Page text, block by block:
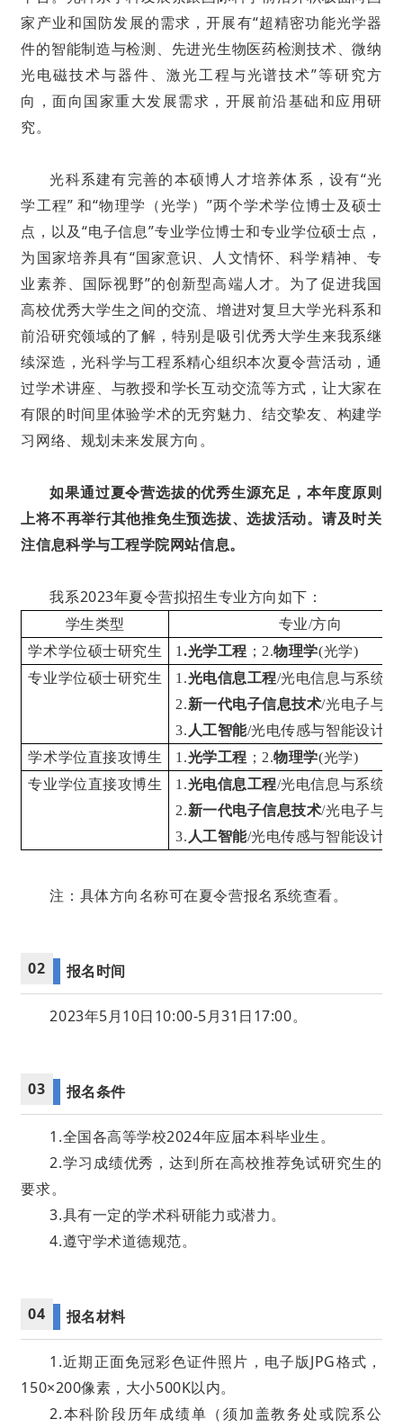
家产业和国防发展的需求，开展有“超精密功能光学器
件的智能制造与检测、先进光生物医药检测技术、微纳
光电磁技术与器件、激光工程与光谱技术”等研究方
向，面向国家重大发展需求，开展前沿基础和应用研
究。
光科系建有完善的本硕博人才培养体系，设有“光
学工程” 和“物理学（光学）”两个学术学位博士及硕士
点，以及“电子信息”专业学位博士和专业学位硕士点，
为国家培养具有“国家意识、人文情怀、科学精神、专
业素养、国际视野”的创新型高端人才。为了促进我国
高校优秀大学生之间的交流、增进对复旦大学光科系和
前沿研究领域的了解，特别是吸引优秀大学生来我系继
续深造，光科学与工程系精心组织本次夏令营活动，通
过学术讲座、与教授和学长互动交流等方式，让大家在
有限的时间里体验学术的无穷魅力、结交挚友、构建学
习网络、规划未来发展方向。
如果通过夏令营选拔的优秀生源充足，本年度原则
上将不再举行其他推免生预选拔、选拔活动。请及时关
注信息科学与工程学院网站信息。
我系2023年夏令营拟招生专业方向如下：
学生类型 专业/方向
学术学位硕士研究生
1 .光学工程 ； 2.物理学(光学)
专业学位硕士研究生
1.光电信息工程/光电信息与系统制
2.新一代电子信息技术/光电子与
3. 人工智能/光电传感与智能设计
学术学位直接攻博生
1.光学工程 ； 2.物理学(光学)
专业学位直接攻博生
1.光电信息工程/光电信息与系统制
2.新一代电子信息技术/光电子与
3. 人工智能/光电传感与智能设计
注：具体方向名称可在夏令营报名系统查看。
02 报名时间
2023年5月10日10:00-5月31日17:00。
03 报名条件
1.全国各高等学校2024年应届本科毕业生。
2.学习成绩优秀，达到所在高校推荐免试研究生的
要求。
3.具有一定的学术科研能力或潜力。
4.遵守学术道德规范。
04 报名材料
1.近期正面免冠彩色证件照片，电子版JPG格式，
150×200像素，大小500K以内。
2.本科阶段历年成绩单（须加盖教务处或院系公